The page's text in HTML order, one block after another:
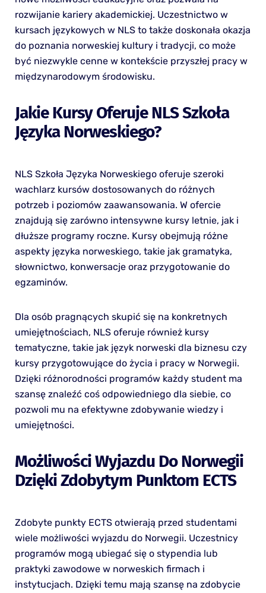
rozwijanie kariery akademickiej. Uczestnictwo w
kursach językowych w NLS to także doskonała okazja
do poznania norweskiej kultury i tradycji, co może
być niezwykle cenne w kontekście przyszłej pracy w
międzynarodowym środowisku.
Jakie Kursy Oferuje NLS Szkoła
Języka Norweskiego?
NLS Szkoła Języka Norweskiego oferuje szeroki
wachlarz kursów dostosowanych do różnych
potrzeb i poziomów zaawansowania. W ofercie
znajdują się zarówno intensywne kursy letnie, jak i
dłuższe programy roczne. Kursy obejmują różne
aspekty języka norweskiego, takie jak gramatyka,
słownictwo, konwersacje oraz przygotowanie do
egzaminów.
Dla osób pragnących skupić się na konkretnych
umiejętnościach, NLS oferuje również kursy
tematyczne, takie jak język norweski dla biznesu czy
kursy przygotowujące do życia i pracy w Norwegii.
Dzięki różnorodności programów każdy student ma
szansę znaleźć coś odpowiedniego dla siebie, co
pozwoli mu na efektywne zdobywanie wiedzy i
umiejętności.
Możliwości Wyjazdu Do Norwegii
Dzięki Zdobytym Punktom ECTS
Zdobyte punkty ECTS otwierają przed studentami
wiele możliwości wyjazdu do Norwegii. Uczestnicy
programów mogą ubiegać się o stypendia lub
praktyki zawodowe w norweskich firmach i
instytucjach. Dzięki temu mają szansę na zdobycie